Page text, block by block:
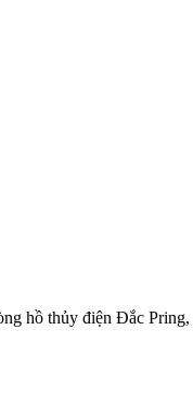
hồ thủy điện Đắc Pring,